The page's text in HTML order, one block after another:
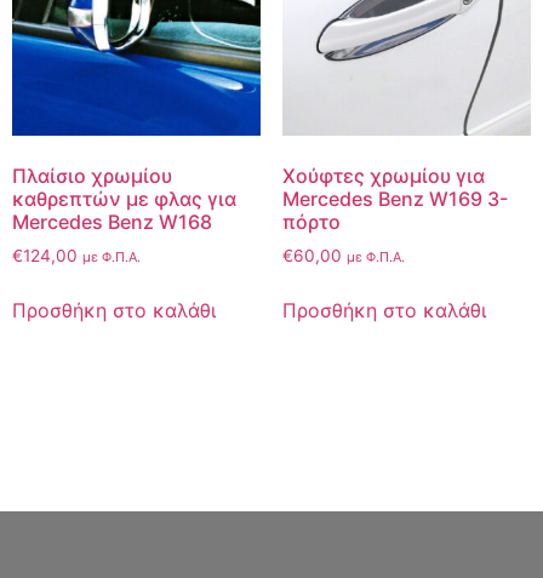
Πλαίσιο χρωμίου
καθρεπτών με φλας για
Mercedes Benz W168
€124,00 με Φ.Π.Α.
Προσθήκη στο καλάθι
Χούφτες χρωμίου για
Mercedes Benz W169 3-
πόρτο
€60,00 με Φ.Π.Α.
Προσθήκη στο καλάθι